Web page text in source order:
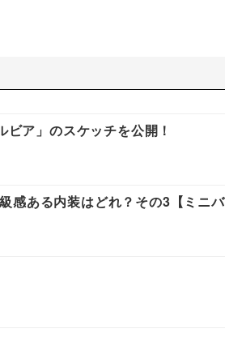
ア」のスケッチを公開！
感ある内装はどれ？その3【ミニ